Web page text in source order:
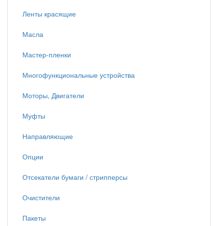
Ленты красящие
Масла
Мастер-пленки
Многофункциональные устройства
Моторы, Двигатели
Муфты
Направляющие
Опции
Отсекатели бумаги / стрипперсы
Очистители
Пакеты